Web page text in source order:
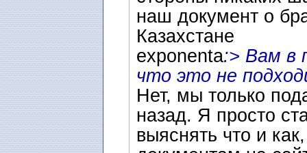
наш документ о
Казахстане
exponenta:> Вам в
что это не
Нет, мы только
назад. Я просто
выяснять что и